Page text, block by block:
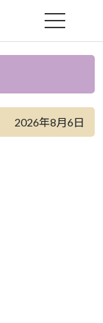
MENU
2026年8月6日